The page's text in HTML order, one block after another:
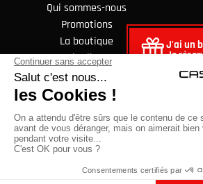
Qui sommes-nous
Promotions
La boutique
Avis clients
FAQ
Blog
J'ai un
Je
© Copyright 2026 Cascadevents.
Cliquez-ici pour modifier vos